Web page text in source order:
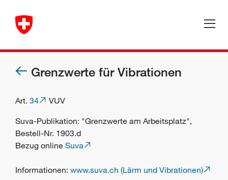
Grenzwerte für Vibrationen
Art. 34
VUV
Suva-Publikation: "Grenzwerte am Arbeitsplatz",
Bestell-Nr. 1903.d
Bezug online Suva
Informationen: www.suva.ch (Lärm und Vibrationen)